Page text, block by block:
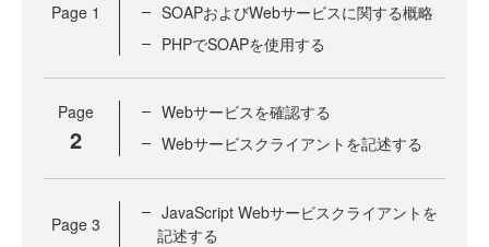
Page 1
SOAPおよびWebサービスに関する概略
PHPでSOAPを使用する
Page
2
Webサービスを確認する
Webサービスクライアントを記述する
Page 3
JavaScript Webサービスクライアントを
記述する